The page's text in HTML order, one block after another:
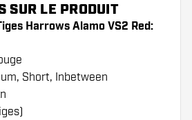
SUR LE PRODUIT
Harrows Alamo VS2 Red:
Short, Inbetween